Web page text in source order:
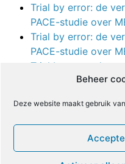
Beheer
Deze website maakt gebruik
Trial by error: de
PACE-studie over
Trial by error: de
PACE-studie over
Trial by error: de
PACE-studie over
David Tuller
David Tuller
Petitie :
moeten